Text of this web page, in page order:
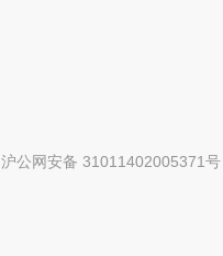
沪公网安备 31011402005371号